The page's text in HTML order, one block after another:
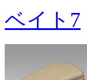
ベイト7